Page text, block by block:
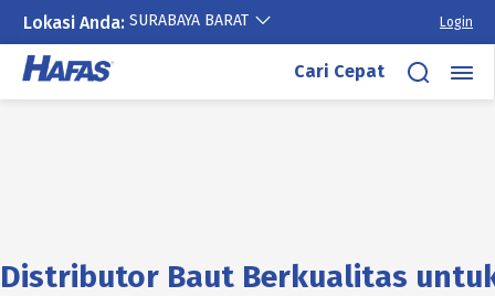
Lokasi Anda: SURABAYA BARAT Login
Lewati
Cari Cepat
Distributor Baut Berkualitas